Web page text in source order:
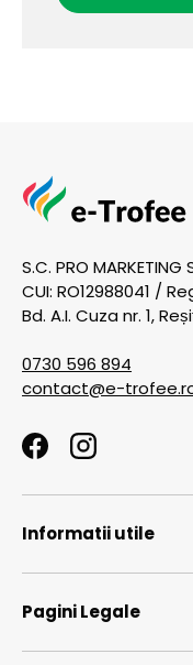
S.C. PRO MARKETING
CUI: RO12988041 /
Bd. A.I. Cuza nr. 1,
0730 596 894
contact@e-
FacebookInstagram
Informatii utile
Pagini Legale